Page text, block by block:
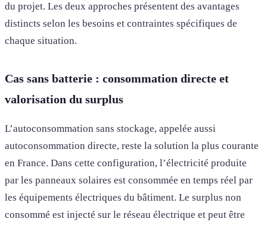
du projet. Les deux approches présentent des avantages
distincts selon les besoins et contraintes spécifiques de
chaque situation.
Cas sans batterie : consommation directe et
valorisation du surplus
L’autoconsommation sans stockage, appelée aussi
autoconsommation directe, reste la solution la plus courante
en France. Dans cette configuration, l’électricité produite
par les panneaux solaires est consommée en temps réel par
les équipements électriques du bâtiment. Le surplus non
consommé est injecté sur le réseau électrique et peut être